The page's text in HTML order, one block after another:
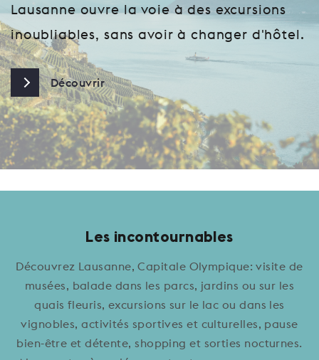
Lausanne ouvre la voie à des excursions
inoubliables, sans avoir à changer d'hôtel.
Découvrir
Les incontournables
Découvrez Lausanne, Capitale Olympique: visite de
musées, balade dans les parcs, jardins ou sur les
quais fleuris, excursions sur le lac ou dans les
vignobles, activités sportives et culturelles, pause
bien-être et détente, shopping et sorties nocturnes.